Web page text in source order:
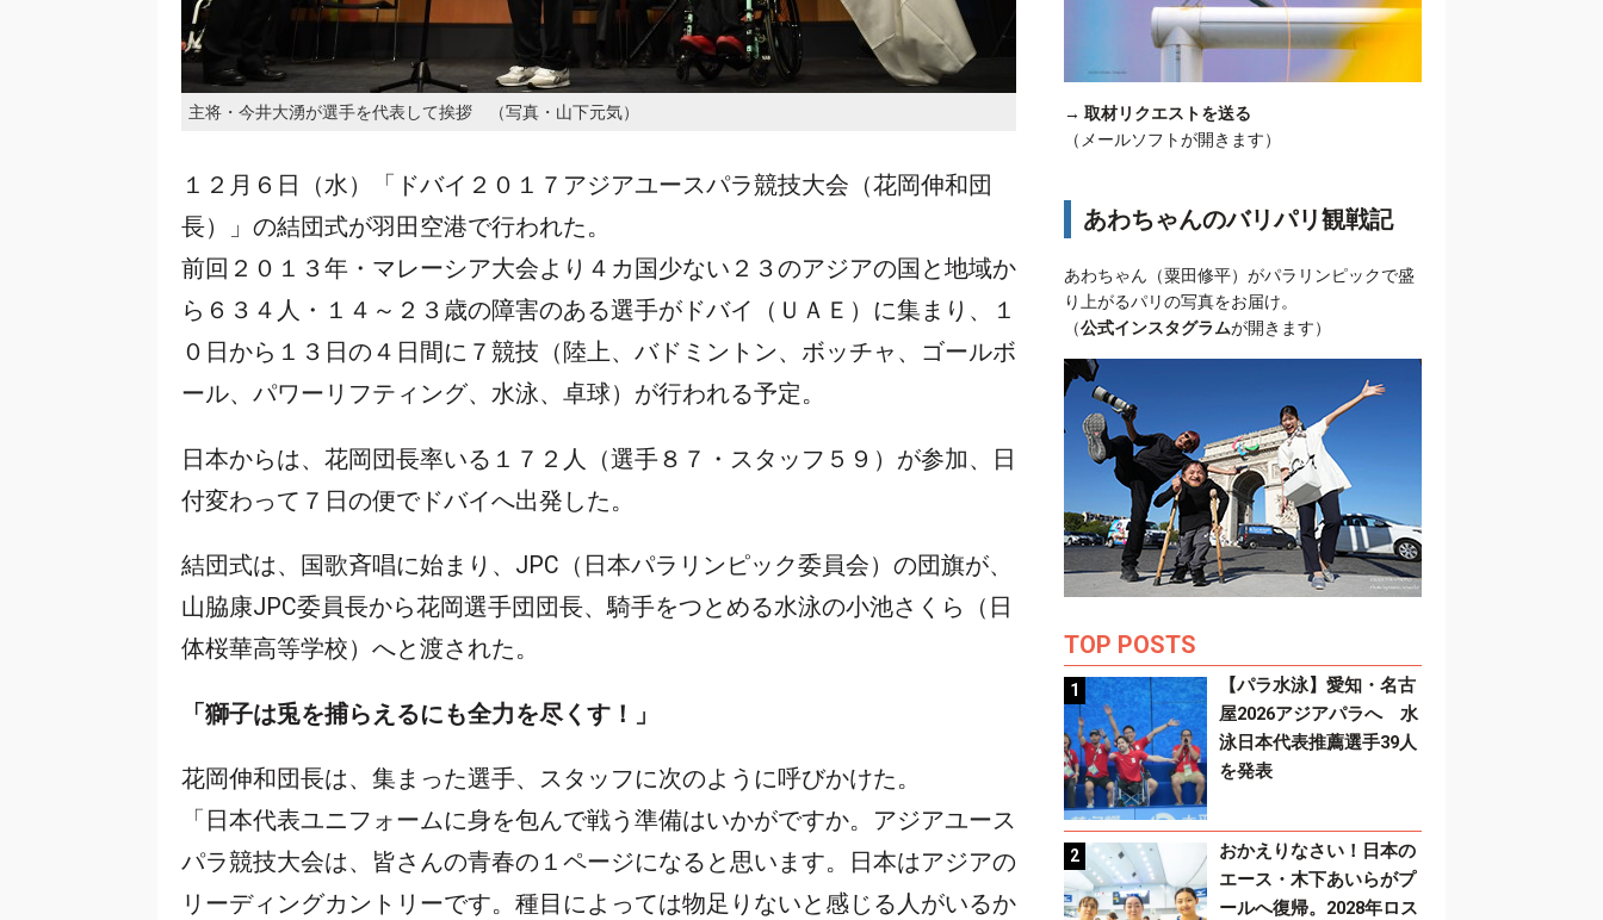
主将・今井大湧が選手を代表して挨拶 （写真・山下元気）
１２月６日（水）「ドバイ２０１７アジアユースパラ競技大会（花岡伸和団
長）」の結団式が羽田空港で行われた。
前回２０１３年・マレーシア大会より４カ国少ない２３のアジアの国と地域か
ら６３４人・１４～２３歳の障害のある選手がドバイ（ＵＡＥ）に集まり、１
０日から１３日の４日間に７競技（陸上、バドミントン、ボッチャ、ゴールボ
ール、パワーリフティング、水泳、卓球）が行われる予定。
日本からは、花岡団長率いる１７２人（選手８７・スタッフ５９）が参加、日
付変わって７日の便でドバイへ出発した。
結団式は、国歌斉唱に始まり、JPC（日本パラリンピック委員会）の団旗が、
山脇康JPC委員長から花岡選手団団長、騎手をつとめる水泳の小池さくら（日
体桜華高等学校）へと渡された。
「獅子は兎を捕らえるにも全力を尽くす！」
花岡伸和団長は、集まった選手、スタッフに次のように呼びかけた。
「日本代表ユニフォームに身を包んで戦う準備はいかがですか。アジアユース
パラ競技大会は、皆さんの青春の１ページになると思います。日本はアジアの
リーディングカントリーです。種目によっては物足りないと感じる人がいるか
→ 取材リクエストを送る
（メールソフトが開きます）
あわちゃんのバリパリ観戦記
あわちゃん（粟田修平）がパラリンピックで盛
り上がるパリの写真をお届け。
（公式インスタグラムが開きます）
TOP POSTS
【パラ水泳】愛知・名古
屋2026アジアパラへ 水
泳日本代表推薦選手39人
を発表
おかえりなさい！日本の
エース・木下あいらがプ
ールへ復帰。2028年ロス